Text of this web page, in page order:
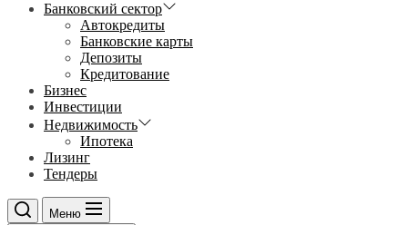
Банковский сектор
Автокредиты
Банковские карты
Депозиты
Кредитование
Бизнес
Инвестиции
Недвижимость
Ипотека
Лизинг
Тендеры
Меню